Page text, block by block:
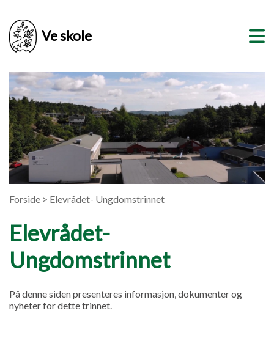
Ve skole
Forside > Elevrådet- Ungdomstrinnet
Elevrådet-
Ungdomstrinnet
På denne siden presenteres informasjon, dokumenter og
nyheter for dette trinnet.